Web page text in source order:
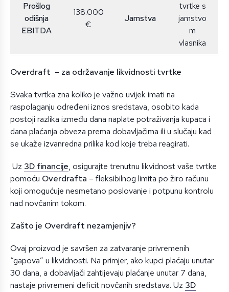
Prošlog
odišnja
EBITDA
138.000
€
Jamstva
tvrtke s
jamstvo
m
vlasnika
Overdraft – za održavanje likvidnosti tvrtke
Svaka tvrtka zna koliko je važno uvijek imati na
raspolaganju određeni iznos sredstava, osobito kada
postoji razlika između dana naplate potraživanja kupaca i
dana plaćanja obveza prema dobavljačima ili u slučaju kad
se ukaže izvanredna prilika kod koje treba reagirati.
Uz 3D financije, osigurajte trenutnu likvidnost vaše tvrtke
pomoću Overdrafta – fleksibilnog limita po žiro računu
koji omogućuje nesmetano poslovanje i potpunu kontrolu
nad novčanim tokom.
Zašto je Overdraft nezamjenjiv?
Ovaj proizvod je savršen za zatvaranje privremenih
“gapova” u likvidnosti. Na primjer, ako kupci plaćaju unutar
30 dana, a dobavljači zahtijevaju plaćanje unutar 7 dana,
nastaje privremeni deficit novčanih sredstava. Uz 3D